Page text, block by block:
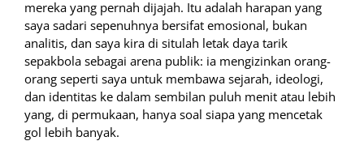
mereka yang pernah dijajah. Itu adalah harapan yang
saya sadari sepenuhnya bersifat emosional, bukan
analitis, dan saya kira di situlah letak daya tarik
sepakbola sebagai arena publik: ia mengizinkan orang-
orang seperti saya untuk membawa sejarah, ideologi,
dan identitas ke dalam sembilan puluh menit atau lebih
yang, di permukaan, hanya soal siapa yang mencetak
gol lebih banyak.